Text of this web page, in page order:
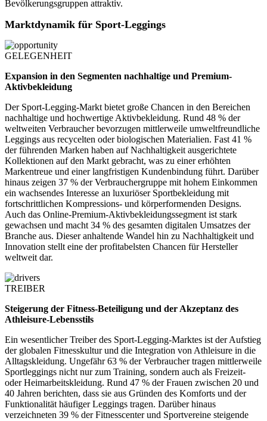
Bevölkerungsgruppen attraktiv.
Marktdynamik für Sport-Leggings
GELEGENHEIT
Expansion in den Segmenten nachhaltige und Premium-
Aktivbekleidung
Der Sport-Legging-Markt bietet große Chancen in den Bereichen
nachhaltige und hochwertige Aktivbekleidung. Rund 48 % der
weltweiten Verbraucher bevorzugen mittlerweile umweltfreundliche
Leggings aus recycelten oder biologischen Materialien. Fast 41 %
der führenden Marken haben auf Nachhaltigkeit ausgerichtete
Kollektionen auf den Markt gebracht, was zu einer erhöhten
Markentreue und einer langfristigen Kundenbindung führt. Darüber
hinaus zeigen 37 % der Verbrauchergruppe mit hohem Einkommen
ein wachsendes Interesse an luxuriöser Sportbekleidung mit
fortschrittlichen Kompressions- und körperformenden Designs.
Auch das Online-Premium-Aktivbekleidungssegment ist stark
gewachsen und macht 34 % des gesamten digitalen Umsatzes der
Branche aus. Dieser anhaltende Wandel hin zu Nachhaltigkeit und
Innovation stellt eine der profitabelsten Chancen für Hersteller
weltweit dar.
TREIBER
Steigerung der Fitness-Beteiligung und der Akzeptanz des
Athleisure-Lebensstils
Ein wesentlicher Treiber des Sport-Legging-Marktes ist der Aufstieg
der globalen Fitnesskultur und die Integration von Athleisure in die
Alltagskleidung. Ungefähr 63 % der Verbraucher tragen mittlerweile
Sportleggings nicht nur zum Training, sondern auch als Freizeit-
oder Heimarbeitskleidung. Rund 47 % der Frauen zwischen 20 und
40 Jahren berichten, dass sie aus Gründen des Komforts und der
Funktionalität häufiger Leggings tragen. Darüber hinaus
verzeichneten 39 % der Fitnesscenter und Sportvereine steigende